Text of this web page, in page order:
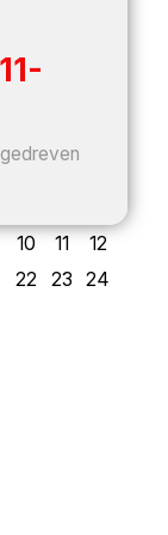
10 11
12
22 23
24